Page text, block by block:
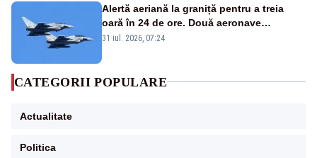
Alertă aeriană la graniță pentru a treia
oară în 24 de ore. Două aeronave
Eurofighter britanice au fost ridicate de la
31 iul. 2026, 07:24
CATEGORII POPULARE
Actualitate
Politica